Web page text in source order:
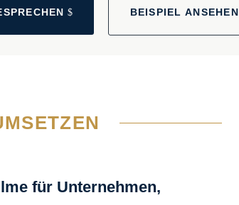
BEI­SPIEL ANSE­HEN
für Unternehmen,